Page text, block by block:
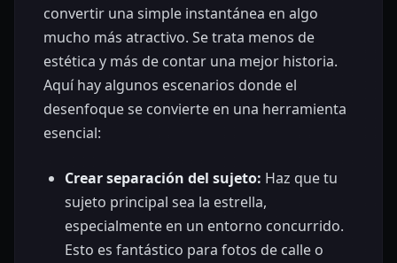
convertir una simple instantánea en algo
mucho más atractivo. Se trata menos de
estética y más de contar una mejor historia.
Aquí hay algunos escenarios donde el
desenfoque se convierte en una herramienta
esencial:
Crear separación del sujeto: Haz que tu
sujeto principal sea la estrella,
especialmente en un entorno concurrido.
Esto es fantástico para fotos de calle o